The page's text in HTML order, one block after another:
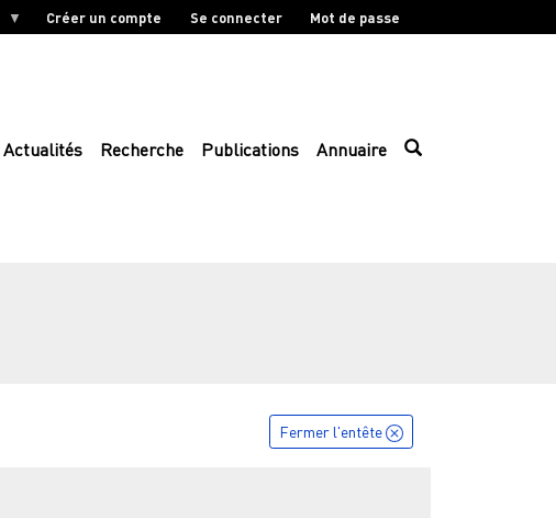
Créer un compte Se connecter Mot de passe
Actualités Recherche Publications Annuaire
Fermer l'entête